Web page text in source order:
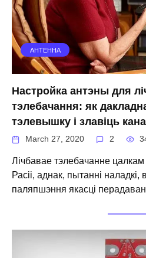
АНТЕННА
Настройка антэны для
тэлебачання: як
тэлевышку і злавіць
March 27, 2020 2
Лічбавае тэлебачанне
Расіі, аднак, пытанні
паляпшэння якасці